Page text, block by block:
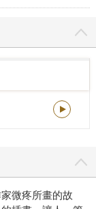
微疼所畫的故